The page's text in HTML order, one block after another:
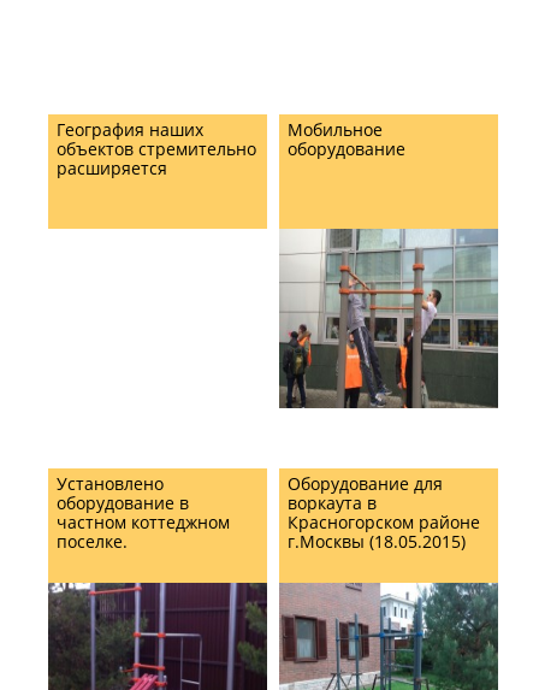
География наших
объектов стремительно
расширяется
Мобильное
оборудование
Установлено
оборудование в
частном коттеджном
поселке.
Оборудование для
воркаута в
Красногорском районе
г.Москвы (18.05.2015)